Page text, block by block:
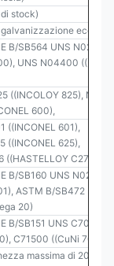
stock)
ecc.
B/SB564 UNS N02200
UNS N04400
((INCOLOY 825), N.U.N.
600),
((INCONEL 601),
((INCONEL 625),
((HASTELLOY C276),
B/SB160 UNS N02201
ASTM B/SB472 UNS
20)
B/SB151 UNS C70600
C71500 ((CuNi 70/30)
massima di 20 mm